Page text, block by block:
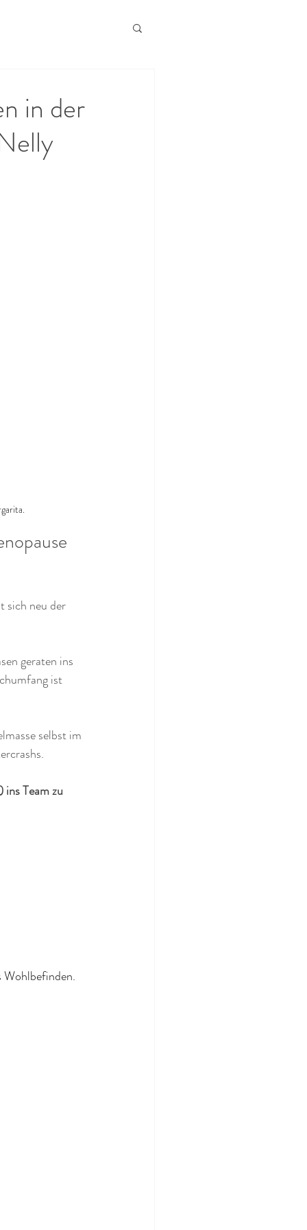
in der
sich neu der
geraten ins
ist
selbst im
Team zu
Wohlbefinden.